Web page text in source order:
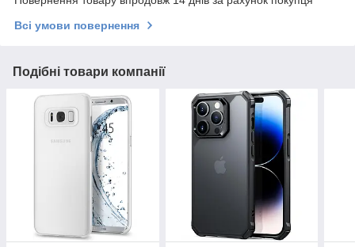
Всі умови повернення
Подібні товари компанії